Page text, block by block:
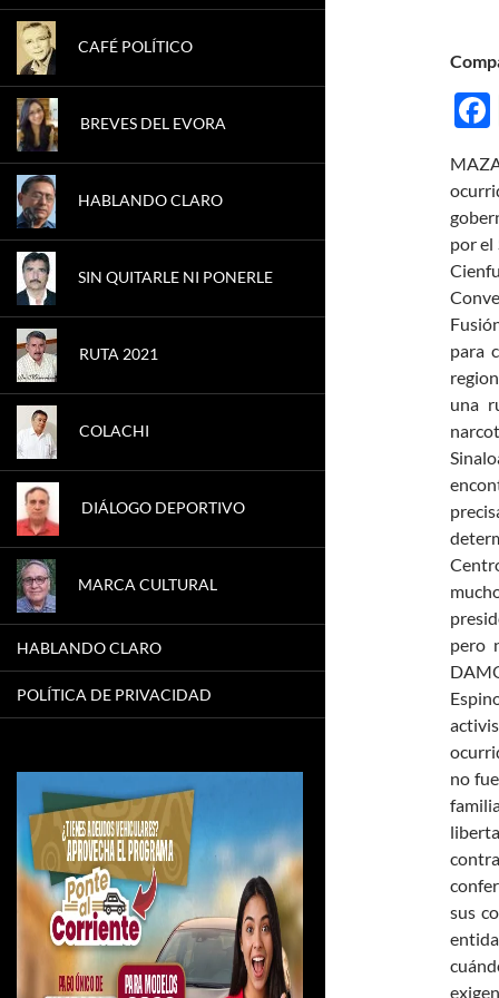
por el
para
una
pero
no
sus
CAFÉ POLÍTICO
BREVES DEL EVORA
HABLANDO CLARO
SIN QUITARLE NI PONERLE
RUTA 2021
COLACHI
DIÁLOGO DEPORTIVO
MARCA CULTURAL
HABLANDO CLARO
POLÍTICA DE PRIVACIDAD